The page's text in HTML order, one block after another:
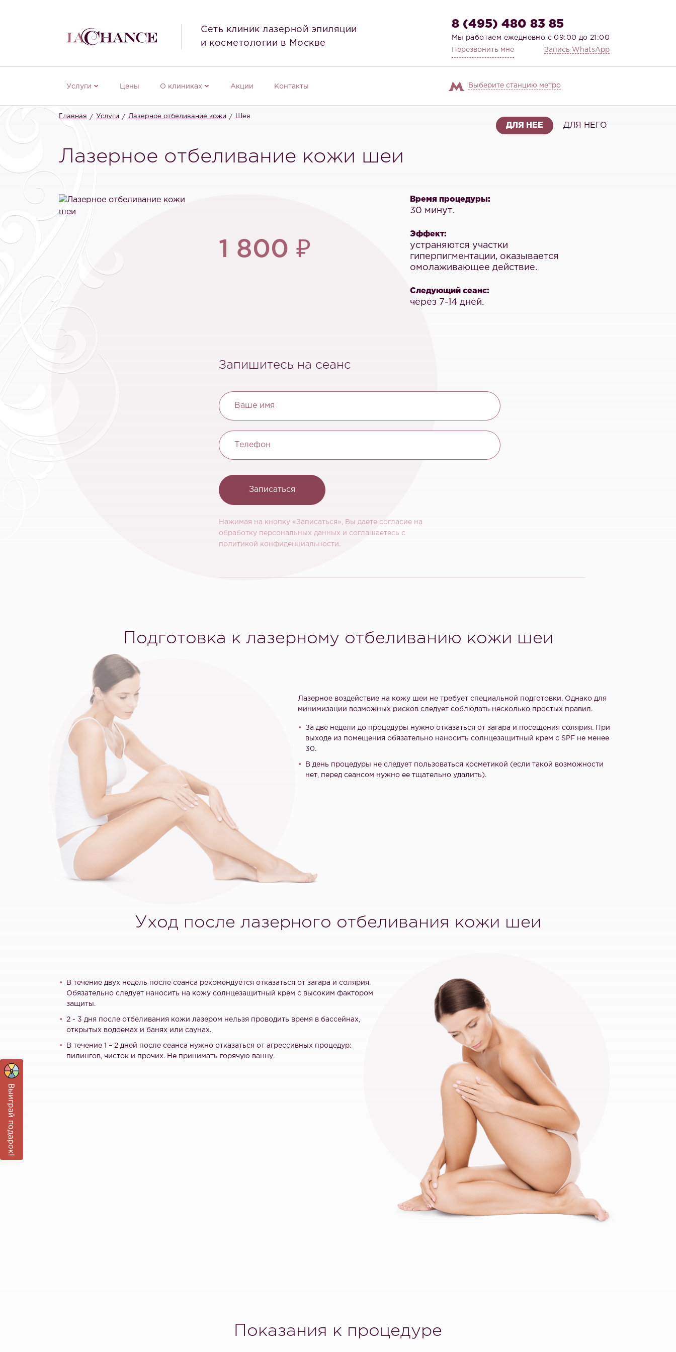
Сеть клиник лазерной эпиляции
и косметологии в Москве
8 (495) 480 83 85
Мы работаем ежедневно с 09:00 до 21:00
Перезвонить мне
Запись WhatsApp
Услуги Цены О клиниках Акции Контакты Выберите станцию метро
Главная Услуги Лазерное отбеливание кожи Шея
ДЛЯ НЕЕ ДЛЯ НЕГО
Лазерное отбеливание кожи шеи
1 800 ₽
Время процедуры:
30 минут.
Эффект:
устраняются участки
гиперпигментации, оказывается
омолаживающее действие.
Следующий сеанс:
через 7-14 дней.
Запишитесь на сеанс
Ваше имя
Телефон
Записаться
Нажимая на кнопку «Записаться», Вы даете согласие на
обработку персональных данных и соглашаетесь c
политикой конфиденциальности.
Подготовка к лазерному отбеливанию кожи шеи
Лазерное воздействие на кожу шеи не требует специальной подготовки. Однако для
минимизации возможных рисков следует соблюдать несколько простых правил.
За две недели до процедуры нужно отказаться от загара и посещения солярия. При
выходе из помещения обязательно наносить солнцезащитный крем с SPF не менее
30.
В день процедуры не следует пользоваться косметикой (если такой возможности
нет, перед сеансом нужно ее тщательно удалить).
Уход после лазерного отбеливания кожи шеи
В течение двух недель после сеанса рекомендуется отказаться от загара и солярия.
Обязательно следует наносить на кожу солнцезащитный крем с высоким фактором
защиты.
2 - 3 дня после отбеливания кожи лазером нельзя проводить время в бассейнах,
открытых водоемах и банях или саунах.
В течение 1 – 2 дней после сеанса нужно отказаться от агрессивных процедур:
пилингов, чисток и прочих. Не принимать горячую ванну.
Показания к процедуре
Выиграй подарок!